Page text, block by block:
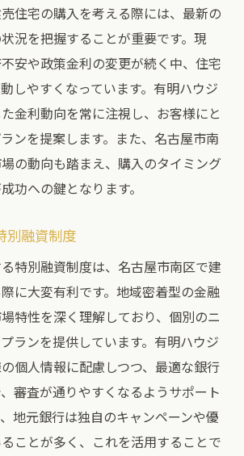
住宅の購入を考える際には、最新の
況を把握することが重要です。現
安や政策金利の変更が続く中、住宅
しやすくなっています。有明ハウジ
金利動向を常に注視し、お客様にと
ンを提案します。また、名古屋市南
の動向も踏まえ、購入のタイミング
功への鍵となります。
別融資制度
特別融資制度は、名古屋市南区で建
に大変有利です。地域密着型の金融
特性を深く理解しており、個別のニ
ランを提供しています。有明ハウジ
個人情報に配慮しつつ、最適な銀行
審査が通りやすくなるようサポート
地元銀行は独自のキャンペーンや優
ことが多く、これを活用することで